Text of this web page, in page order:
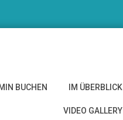
BUCHEN IM ÜBERBLICK
VIDEO GALLERY